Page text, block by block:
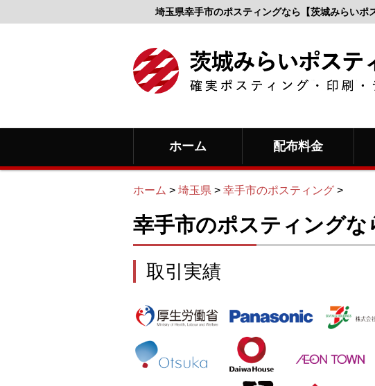
埼玉県幸手市のポスティングなら【茨城みらいポ
ホーム 配布料金
ホーム > 埼玉県 > 幸手市のポスティング >
幸手市のポスティングな
取引実績